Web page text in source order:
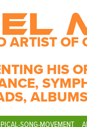
ARTIST
HIS
SONG-MOVEMENT